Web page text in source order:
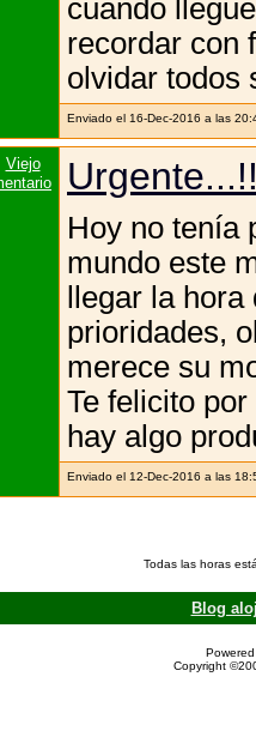
cuando
recordar con
olvidar todos
Enviado el 16-Dec-2016 a las
Hoy no tenía
mundo este
llegar la
prioridades,
merece su
Te felicito
hay algo
Enviado el 12-Dec-2016 a las
Todas las horas
Blog
Copyright